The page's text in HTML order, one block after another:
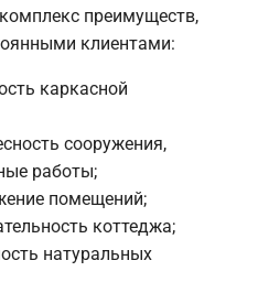
преимуществ,
клиентами:
каркасной
сооружения,
работы;
помещений;
коттеджа;
натуральных